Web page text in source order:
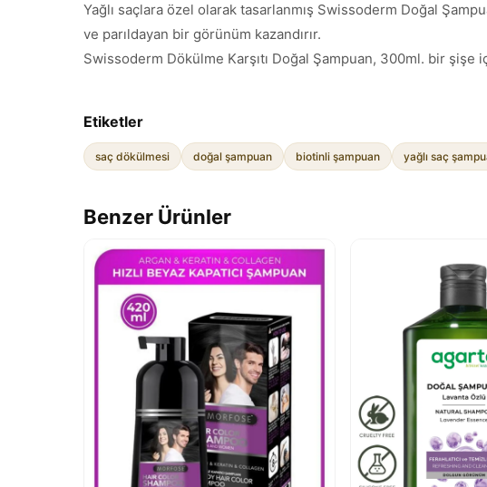
Yağlı saçlara özel olarak tasarlanmış Swissoderm Doğal
ve parıldayan bir görünüm kazandırır.
Swissoderm Dökülme Karşıtı Doğal Şampuan, 300ml. bir şişe
Etiketler
saç dökülmesi doğal şampuan biotinli şampuan yağlı saç
Benzer Ürünler